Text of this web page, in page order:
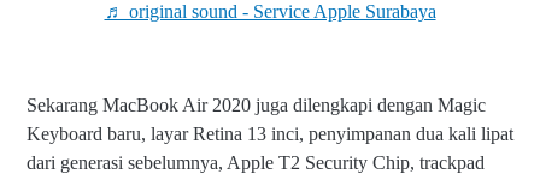
♬ original sound - Service Apple Surabaya
Sekarang MacBook Air 2020 juga dilengkapi dengan Magic
Keyboard baru, layar Retina 13 inci, penyimpanan dua kali lipat
dari generasi sebelumnya, Apple T2 Security Chip, trackpad